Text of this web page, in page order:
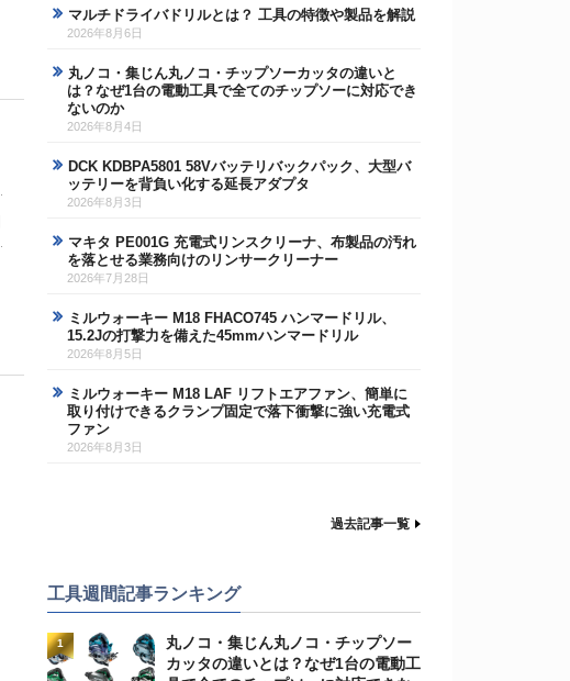
マルチドライバドリルとは？ 工具の特徴や製品を解説
2026年8月6日
丸ノコ・集じん丸ノコ・チップソーカッタの違いと
は？なぜ1台の電動工具で全てのチップソーに対応でき
ないのか
2026年8月4日
DCK KDBPA5801 58Vバッテリバックパック、大型バ
ッテリーを背負い化する延長アダプタ
2026年8月3日
マキタ PE001G 充電式リンスクリーナ、布製品の汚れ
を落とせる業務向けのリンサークリーナー
2026年7月28日
ミルウォーキー M18 FHACO745 ハンマードリル、
15.2Jの打撃力を備えた45mmハンマードリル
2026年8月5日
ミルウォーキー M18 LAF リフトエアファン、簡単に
取り付けできるクランプ固定で落下衝撃に強い充電式
ファン
2026年8月3日
過去記事一覧
工具週間記事ランキング
丸ノコ・集じん丸ノコ・チップソー
カッタの違いとは？なぜ1台の電動工
1